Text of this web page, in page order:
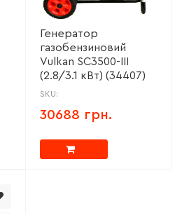
Генератор
газобензиновий
Vulkan SC3500-III
(2.8/3.1 кВт) (34407)
SKU:
30688 грн.